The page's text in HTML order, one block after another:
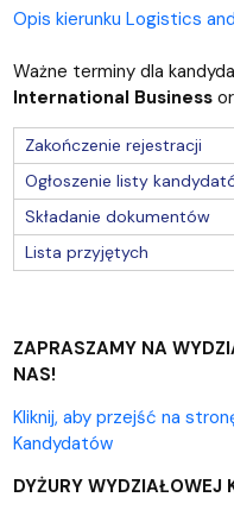
Opis kierunku Logistics
Ważne terminy dla
International Business
Zakończenie rejestracji
Ogłoszenie listy
Składanie dokumentów
Lista przyjętych
ZAPRASZAMY NA
NAS!
Kliknij, aby przejść na
Kandydatów
DYŻURY WYDZIAŁOWEJ